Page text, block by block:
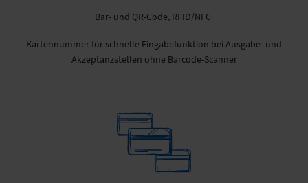
Bar- und QR-Code, RFID/NFC
Kartennummer für schnelle Eingabefunktion bei Ausgabe- und
Akzeptanzstellen ohne Barcode-Scanner